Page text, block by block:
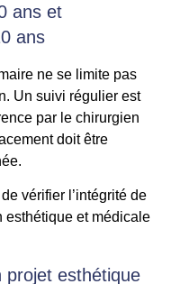
ans et
ans
ne se limite pas
Un suivi régulier est
par le chirurgien
doit être
vérifier l’intégrité de
esthétique et médicale
projet esthétique